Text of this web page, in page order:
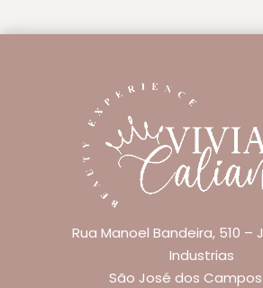
Rua Manoel Bandeira, 510 –
Industrias
São José dos Campos